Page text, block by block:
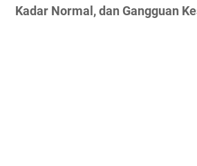
Kadar Normal, dan Gangguan